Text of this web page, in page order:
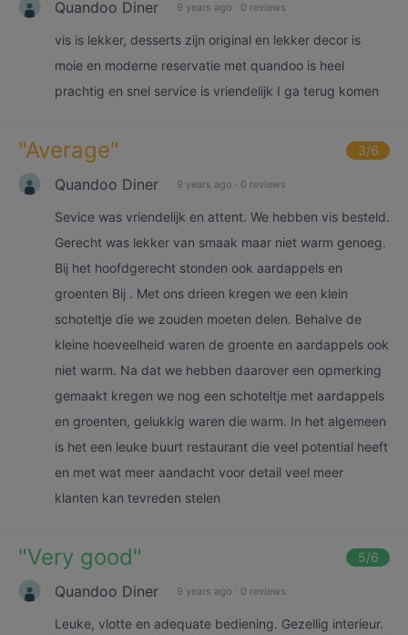
Quandoo Diner 9 years ago · 0 reviews
vis is lekker, desserts zijn original en lekker decor is
moie en moderne reservatie met quandoo is heel
prachtig en snel service is vriendelijk I ga terug komen
"Average" 3/6
Quandoo Diner 9 years ago · 0 reviews
Sevice was vriendelijk en attent. We hebben vis besteld.
Gerecht was lekker van smaak maar niet warm genoeg.
Bij het hoofdgerecht stonden ook aardappels en
groenten Bij . Met ons drieen kregen we een klein
schoteltje die we zouden moeten delen. Behalve de
kleine hoeveelheid waren de groente en aardappels ook
niet warm. Na dat we hebben daarover een opmerking
gemaakt kregen we nog een schoteltje met aardappels
en groenten, gelukkig waren die warm. In het algemeen
is het een leuke buurt restaurant die veel potential heeft
en met wat meer aandacht voor detail veel meer
klanten kan tevreden stelen
"Very good" 5/6
Quandoo Diner 9 years ago · 0 reviews
Leuke, vlotte en adequate bediening. Gezellig interieur.